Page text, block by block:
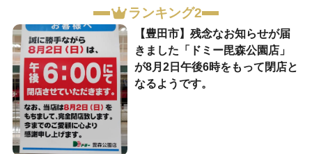
ランキング2
【豊田市】残念なお知らせが届
きました「ドミー毘森公園店」
が8月2日午後6時をもって閉店と
なるようです。